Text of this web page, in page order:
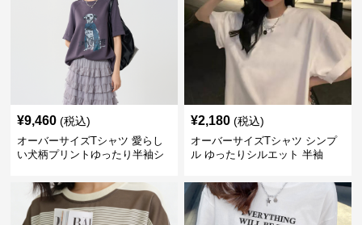
¥9,460 (税込)
オーバーサイズTシャツ 愛らし
い犬柄プリントゆったり半袖シ
¥2,180 (税込)
オーバーサイズTシャツ シンプ
ル ゆったりシルエット 半袖